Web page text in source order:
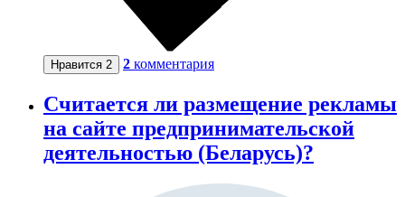
Нравится 2 2 комментария
Считается ли размещение рекламы
на сайте предпринимательской
деятельностью (Беларусь)?